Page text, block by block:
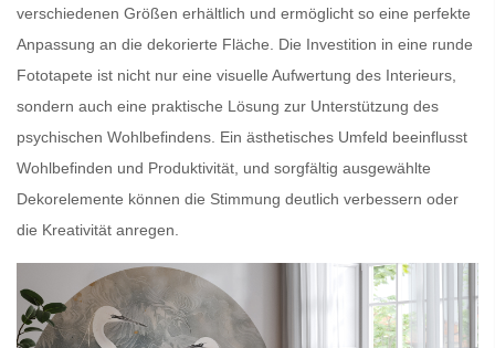
verschiedenen Größen erhältlich und ermöglicht so eine perfekte
Anpassung an die dekorierte Fläche. Die Investition in eine runde
Fototapete ist nicht nur eine visuelle Aufwertung des Interieurs,
sondern auch eine praktische Lösung zur Unterstützung des
psychischen Wohlbefindens. Ein ästhetisches Umfeld beeinflusst
Wohlbefinden und Produktivität, und sorgfältig ausgewählte
Dekorelemente können die Stimmung deutlich verbessern oder
die Kreativität anregen.